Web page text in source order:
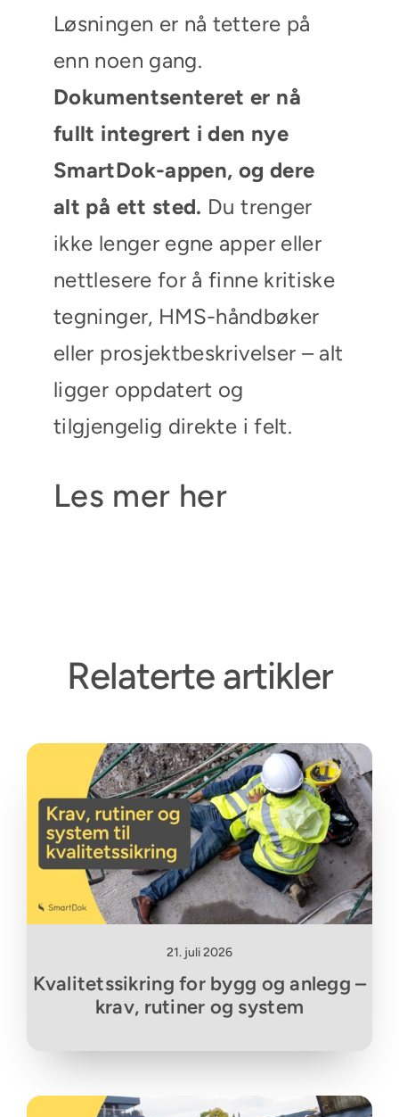
Løsningen er nå tettere på
enn noen gang.
Dokumentsenteret er nå
fullt integrert i den nye
SmartDok-appen, og dere
alt på ett sted. Du trenger
ikke lenger egne apper eller
nettlesere for å finne kritiske
tegninger, HMS-håndbøker
eller prosjektbeskrivelser – alt
ligger oppdatert og
tilgjengelig direkte i felt.
Les mer her
Relaterte artikler
21. juli 2026
Kvalitetssikring for bygg og anlegg –
krav, rutiner og system